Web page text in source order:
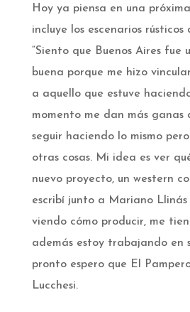
Hoy ya piensa en una
incluye los escenarios rústicos
“Siento que Buenos Aires fue
buena porque me hizo
a aquello que estuve
momento me dan más ganas
seguir haciendo lo mismo
otras cosas. Mi idea es ver
nuevo proyecto, un western
escribí junto a Mariano Llinás
viendo cómo producir, me
además estoy trabajando en
pronto espero que El
Lucchesi.